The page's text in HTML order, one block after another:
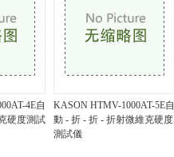
4E自
硬度測試
KASON HTMV-1000AT-5E自
動 - 折 - 折 - 折射微維克硬度
測試儀